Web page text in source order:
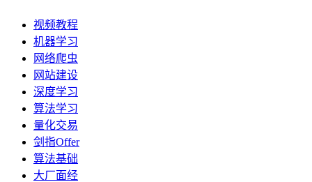
视频教程
机器学习
网络爬虫
网站建设
深度学习
算法学习
量化交易
剑指Offer
算法基础
大厂面经